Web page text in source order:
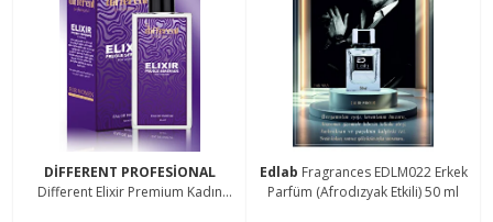
DİFFERENT PROFESİONAL
Different Elixir Premium Kadın
Edlab Fragrances EDLM022 Erkek
Parfüm (Afrodızyak Etkili) 50 ml